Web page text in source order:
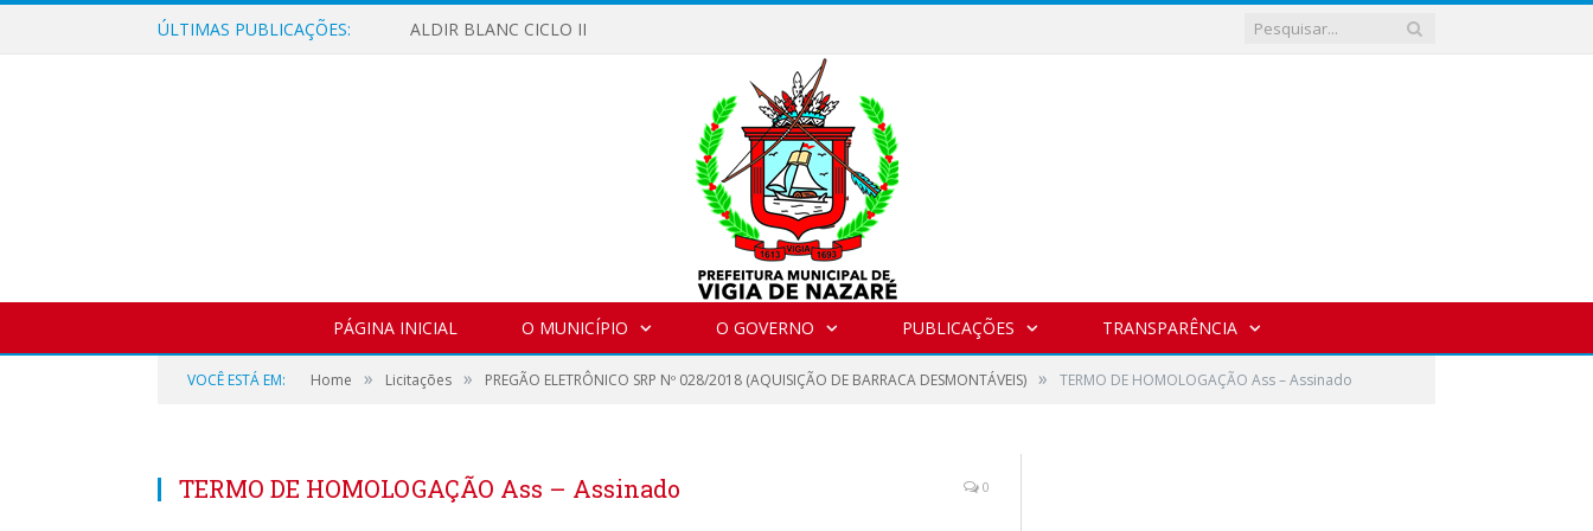
ÚLTIMAS PUBLICAÇÕES: ALDIR BLANC CICLO II
PÁGINA INICIAL O MUNICÍPIO O GOVERNO PUBLICAÇÕES TRANSPARÊNCIA
VOCÊ ESTÁ EM: Home » Licitações » PREGÃO ELETRÔNICO SRP Nº 028/2018 (AQUISIÇÃO DE BARRACA DESMONTÁVEIS) » TERMO DE HOMOLOGAÇÃO Ass – Assinado
TERMO DE HOMOLOGAÇÃO Ass – Assinado 0